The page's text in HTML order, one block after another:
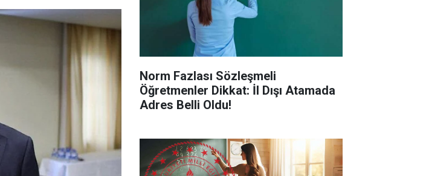
Norm Fazlası Sözleşmeli
Öğretmenler Dikkat: İl Dışı Atamada
Adres Belli Oldu!